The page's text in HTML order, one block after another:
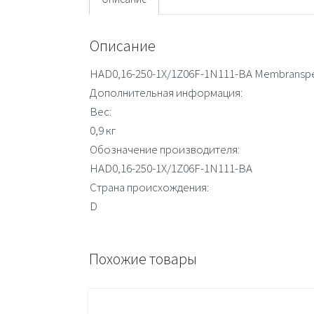
Описание
HAD0,16-250-1X/1Z06F-1N111-BA
Дополнительная информация:
Вес:
0,9 кг
Обозначение производителя:
HAD0,16-250-1X/1Z06F-1N111-BA
Страна происхождения:
D
Похожие товары